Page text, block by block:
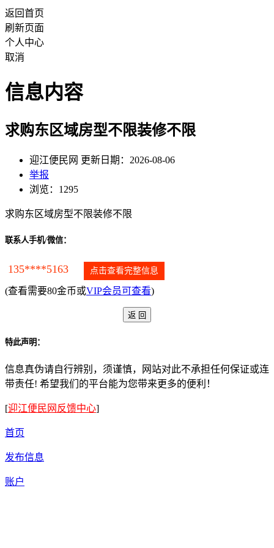
返回首页
刷新页面
个人中心
取消
信息内容
求购东区域房型不限装修不限
迎江便民网 更新日期：2026-08-06
举报
浏览：1295
求购东区域房型不限装修不限
联系人手机/微信：
135****5163 点击查看完整信息
(查看需要80金币或VIP会员可查看)
特此声明：
信息真伪请自行辨别，须谨慎，网站对此不承担任何保证或连
带责任! 希望我们的平台能为您带来更多的便利！
[迎江便民网反馈中心]
首页
发布信息
账户